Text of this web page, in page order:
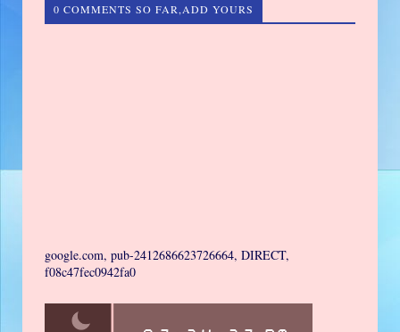
0 COMMENTS SO FAR,ADD YOURS
google.com, pub-2412686623726664, DIRECT,
f08c47fec0942fa0